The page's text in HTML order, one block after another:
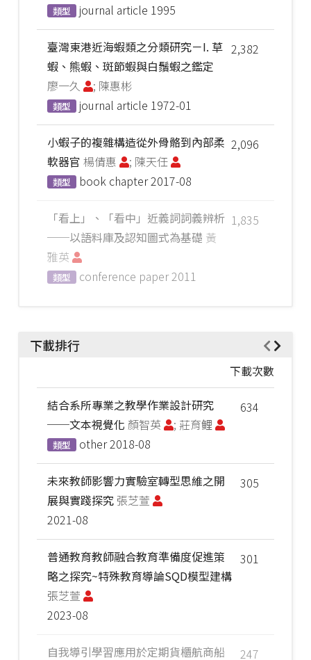
類型 journal article 1995
2,382
臺灣東港近海蝦類之分類研究－I. 草
蝦、熊蝦、斑節蝦與白鬚蝦之鑑定
廖一久
; 陳惠彬
類型 journal article 1972-01
2,096
小蝦子的複雜構造從外骨骼到內部柔
軟器官 楊倩惠 ; 陳天任
類型 book chapter2017-08
1,835
「看上」、「看中」近義詞詞義辨析
──以語料庫及認知圖式為基礎 黃
雅英
類型 conference paper2011
下載排行
下載次數
634
結合系所專業之教學作業設計研究
──文本視覺化 顏智英 ; 莊育鲤
類型 other2018-08
305
未來教師影響力實驗室轉型思維之開
展與實踐探究 張芝萱
2021-08
301
普通教育教師融合教育準備度促進策
略之探究~特殊教育導論SQD模型建構
張芝萱
2023-08
247
自我導引學習應用於定期貨櫃航商船